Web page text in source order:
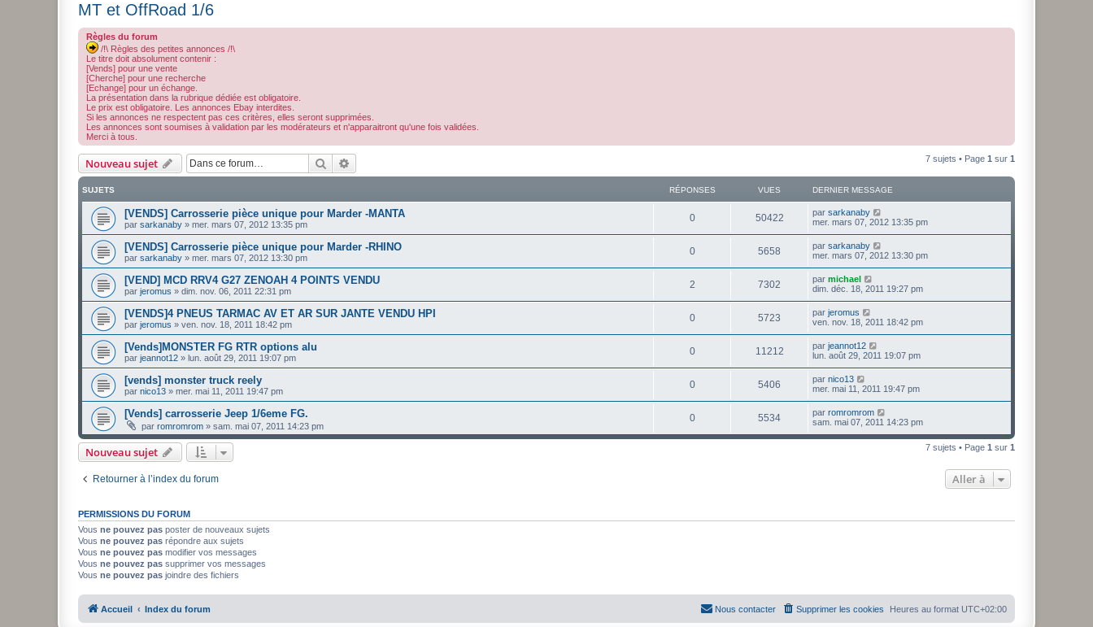
MT et OffRoad 1/6
Règles du forum
/!\ Règles des petites annonces /!\
Le titre doit absolument contenir :
[Vends] pour une vente
[Cherche] pour une recherche
[Echange] pour un échange.
La présentation dans la rubrique dédiée est obligatoire.
Le prix est obligatoire. Les annonces Ebay interdites.
Si les annonces ne respectent pas ces critères, elles seront supprimées.
Les annonces sont soumises à validation par les modérateurs et n'apparaitront qu'une fois validées.
Merci à tous.
Nouveau sujet Rechercher 7 sujets • Page 1 sur 1
SUJETS RÉPONSES VUES DERNIER MESSAGE
[VENDS] Carrosserie pièce unique pour Marder -MANTA
par sarkanaby » mer. mars 07, 2012 13:35 pm
0 50422 par sarkanaby
mer. mars 07, 2012 13:35 pm
[VENDS] Carrosserie pièce unique pour Marder -RHINO
par sarkanaby » mer. mars 07, 2012 13:30 pm
0 5658 par sarkanaby
mer. mars 07, 2012 13:30 pm
[VEND] MCD RRV4 G27 ZENOAH 4 POINTS VENDU
par jeromus » dim. nov. 06, 2011 22:31 pm
2 7302 par michael
dim. déc. 18, 2011 19:27 pm
[VENDS]4 PNEUS TARMAC AV ET AR SUR JANTE VENDU HPI
par jeromus » ven. nov. 18, 2011 18:42 pm
0 5723 par jeromus
ven. nov. 18, 2011 18:42 pm
[Vends]MONSTER FG RTR options alu
par jeannot12 » lun. août 29, 2011 19:07 pm
0 11212 par jeannot12
lun. août 29, 2011 19:07 pm
[vends] monster truck reely
par nico13 » mer. mai 11, 2011 19:47 pm
0 5406 par nico13
mer. mai 11, 2011 19:47 pm
[Vends] carrosserie Jeep 1/6eme FG.
par romromrom » sam. mai 07, 2011 14:23 pm
0 5534 par romromrom
sam. mai 07, 2011 14:23 pm
Nouveau sujet 7 sujets • Page 1 sur 1
Retourner à l’index du forum Aller à
PERMISSIONS DU FORUM
Vous ne pouvez pas poster de nouveaux sujets
Vous ne pouvez pas répondre aux sujets
Vous ne pouvez pas modifier vos messages
Vous ne pouvez pas supprimer vos messages
Vous ne pouvez pas joindre des fichiers
Accueil Index du forum Heures au format UTC+02:00
Supprimer les cookies
Nous contacter